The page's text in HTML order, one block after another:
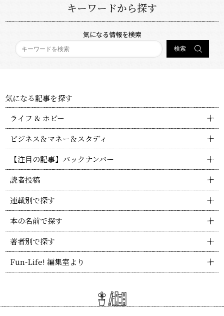
キーワードから探す
気になる情報を検索
気になる記事を探す
ライフ & ホビー
ビジネス＆マネー＆スタディ
【注目の記事】バックナンバー
読者投稿
連載別で探す
本の名前で探す
著者別で探す
Fun-Life! 編集室より